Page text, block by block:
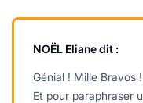
NOËL Elianedit :
Génial ! Mille Bravos !
Et pour paraphraser